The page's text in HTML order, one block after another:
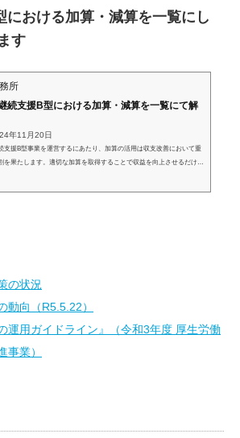
における加算・減算を一覧にし
す
所
続支援B型における加算・減算を一覧にて解
年11月20日
支援B型事業を運営するにあたり、加算の活用は収支改善において重
を果たします。適切な加算を取得することで収益を向上させるだけで
の状況
動向（R5.5.22）
運用ガイドライン』（令和3年度 厚生労働
事業）